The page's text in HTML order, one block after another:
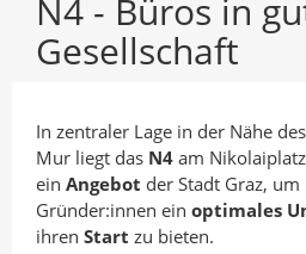
n
d
h
r
:
e
d
c
k
a
n
f
L
k
e
d
I
f
F
e
b
o
o
N4 - Büros in
Gesellschaft
In zentraler Lage in der Nähe
Mur liegt das N4 am
ein Angebot der Stadt Graz,
Gründer:innen ein optimales
ihren Start zu bieten.